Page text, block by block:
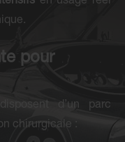
pour
d’un parc
chirurgicale :